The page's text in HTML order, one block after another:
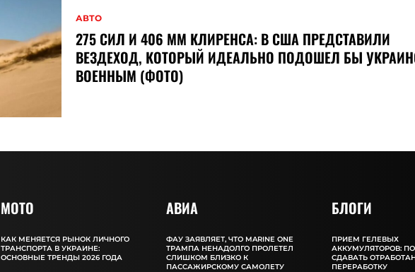
АВТО
275 СИЛ И 406 ММ КЛИРЕНСА: В США ПРЕДСТАВИЛИ
ВЕЗДЕХОД, КОТОРЫЙ ИДЕАЛЬНО ПОДОШЕЛ БЫ
ВОЕННЫМ (ФОТО)
MOTO
КАК МЕНЯЕТСЯ РЫНОК ЛИЧНОГО
ТРАНСПОРТА В УКРАИНЕ:
ОСНОВНЫЕ ТРЕНДЫ 2026 ГОДА
АВИА
ФАУ ЗАЯВЛЯЕТ, ЧТО MARINE ONE
ТРАМПА НЕНАДОЛГО ПРОЛЕТЕЛ
СЛИШКОМ БЛИЗКО К
ПАССАЖИРСКОМУ САМОЛЕТУ
БЛОГИ
ПРИЕМ ГЕЛЕВЫХ
АККУМУЛЯТОРОВ:
СДАВАТЬ
ПЕРЕРАБОТКУ